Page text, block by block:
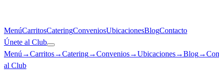
MenúCarritosCateringConveniosUbicacionesBlogContacto
Únete al Club
Menú →Carritos→Catering→Convenios→Ubicaciones→Blog→
al Club